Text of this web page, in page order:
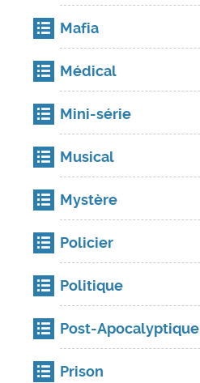
Mafia
Médical
Mini-série
Musical
Mystère
Policier
Politique
Post-Apocalyptique
Prison